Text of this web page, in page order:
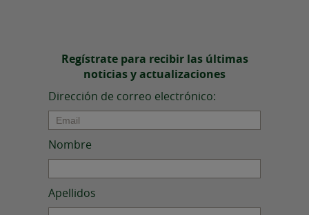
Regístrate para recibir las últimas
noticias y actualizaciones
Dirección de correo electrónico:
Nombre
Apellidos